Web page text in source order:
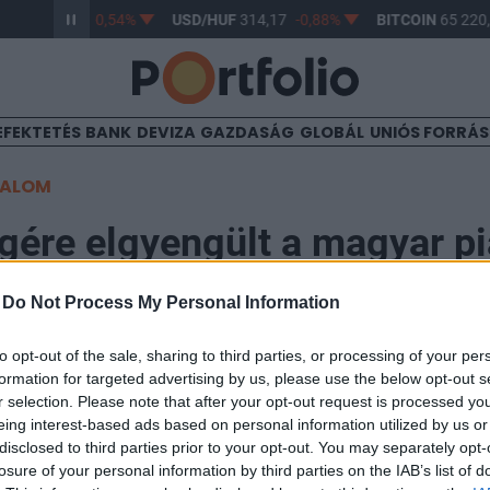
Do Not Process My Personal Information
opt-out of the sale, sharing to third parties, or processing of your
for targeted advertising by us, please use the below opt-out
selection. Please note that after your opt-out request is processed
interest-based ads based on personal information utilized by us
to third parties prior to your opt-out. You may separately
of your personal information by third parties on the IAB’s list of
363,44 -0,54% USD/HUF314,17 -0,88% BITCOIN65
BANK DEVIZA GAZDASÁG GLOBÁL UNIÓS
elgyengült a magyar
felében jó volt a hangulat a részvénypiacokon.
a fejlett piacokon, ami a magyar tőzsdére is
és OTP miatt végül a tegnapi záróértéke alatt